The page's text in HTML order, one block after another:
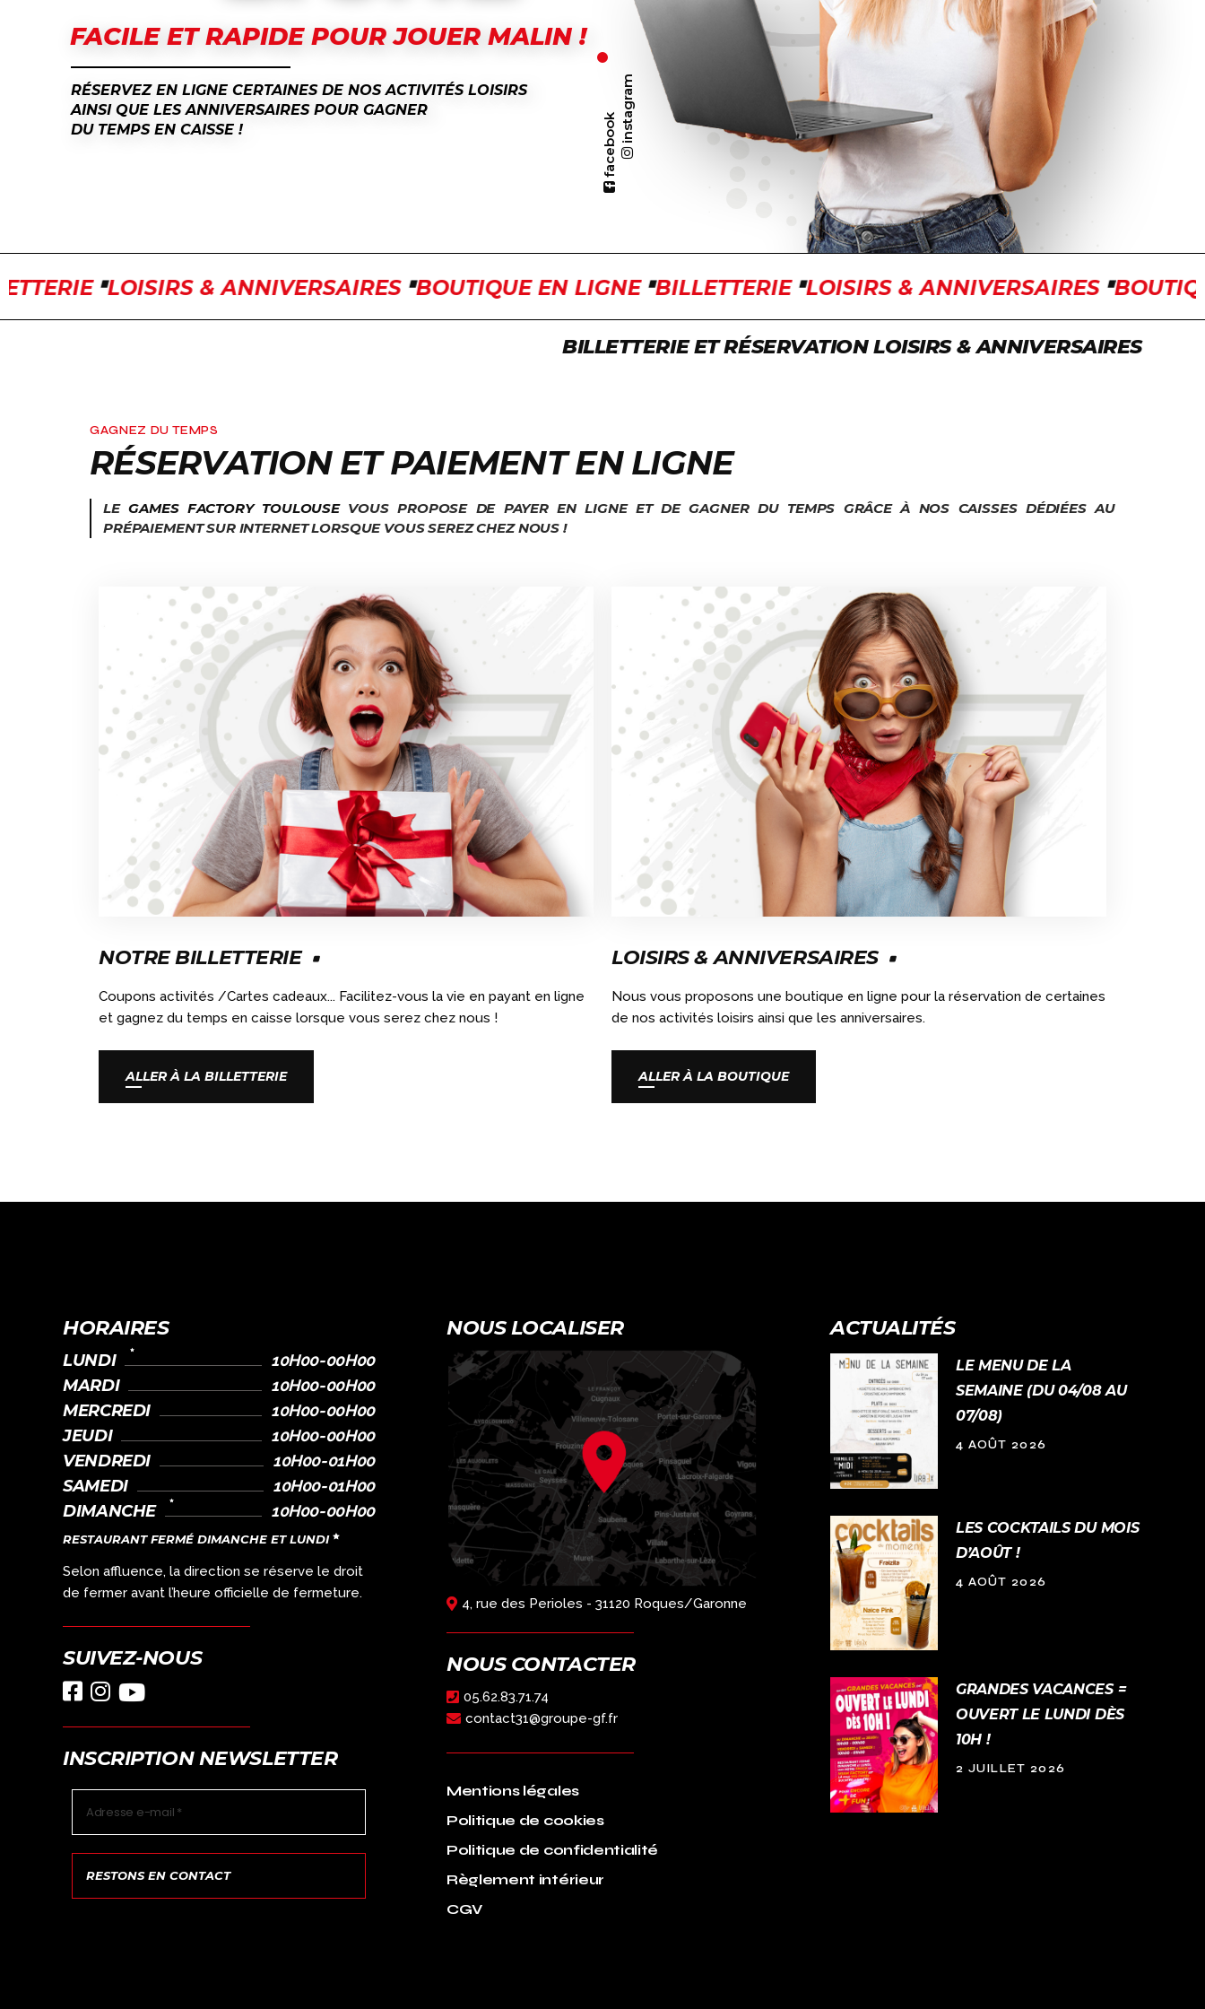
FACILE ET RAPIDE POUR JOUER MALIN !
facebook
RÉSERVEZ EN LIGNE CERTAINES DE NOS ACTIVITÉS LOISIRS
AINSI QUE LES ANNIVERSAIRES POUR GAGNER
DU TEMPS EN CAISSE !
instagram
LOISIRS & ANNIVERSAIRES BOUTIQUE EN LIGNE BILLETTERIE LOISIRS & ANNIVERSAIRES BOUTIQUE
BILLETTERIE ET RÉSERVATION LOISIRS & ANNIVERSAIRES
GAGNEZ DU TEMPS
RÉSERVATION ET PAIEMENT EN LIGNE
LEGAMES FACTORY TOULOUSEVOUS PROPOSE DE PAYER EN LIGNE ET DE GAGNER DU TEMPS GRÂCE À NOS CAISSES DÉDIÉES AU
PRÉPAIEMENT SUR INTERNET LORSQUE VOUS SEREZ CHEZ NOUS !
NOTRE BILLETTERIE
Coupons activités /Cartes cadeaux... Facilitez-vous la vie en payant en ligne
et gagnez du temps en caisse lorsque vous serez chez nous !
ALLER À LA BILLETTERIE
LOISIRS & ANNIVERSAIRES
Nous vous proposons une boutique en ligne pour la réservation de certaines
de nos activités loisirs ainsi que les anniversaires.
ALLER À LA BOUTIQUE
HORAIRES
LUNDI 10H00-00H00
MARDI 10H00-00H00
MERCREDI 10H00-00H00
JEUDI 10H00-00H00
VENDREDI 10H00-01H00
SAMEDI 10H00-01H00
DIMANCHE 10H00-00H00
RESTAURANT FERMÉ DIMANCHE ET LUNDI
Selon affluence, la direction se réserve le droit
de fermer avant l’heure officielle de fermeture.
SUIVEZ-NOUS
INSCRIPTION NEWSLETTER
NOUS LOCALISER
4, rue des Perioles - 31120 Roques/Garonne
NOUS CONTACTER
05.62.83.71.74
contact31@groupe-gf.fr
Mentions légales
Politique de cookies
Politique de confidentialité
Règlement intérieur
CGV
ACTUALITÉS
LE MENU DE LA
SEMAINE (DU 04/08 AU
07/08)
4 AOÛT 2026
LES COCKTAILS DU MOIS
D’AOÛT !
4 AOÛT 2026
GRANDES VACANCES =
OUVERT LE LUNDI DÈS
10H !
2 JUILLET 2026